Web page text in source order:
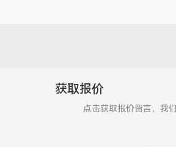
获取报价
点击获取报价留言，我